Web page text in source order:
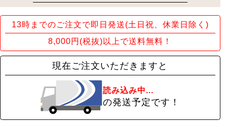
13時までのご注文で即日発送(土日祝、休業日除く)
8,000円(税抜)以上で送料無料！
現在ご注文いただきますと
読み込み中...
の発送予定です！